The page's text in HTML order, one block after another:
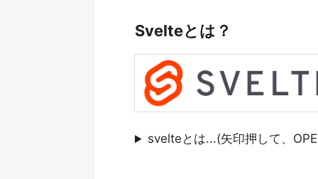
Svelteとは？
svelteとは...(矢印押して、